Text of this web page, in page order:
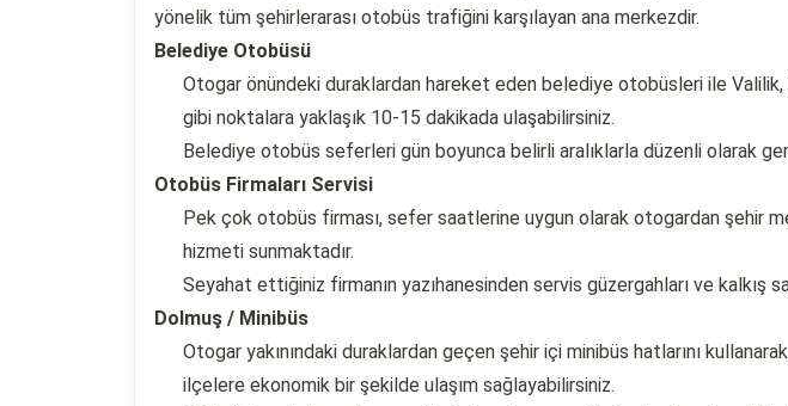
yönelik tüm şehirlerarası otobüs trafiğini karşılayan ana merkezdir.
Belediye Otobüsü
Otogar önündeki duraklardan hareket eden belediye otobüsleri ile Valilik,
gibi noktalara yaklaşık 10-15 dakikada ulaşabilirsiniz.
Belediye otobüs seferleri gün boyunca belirli aralıklarla düzenli olarak
Otobüs Firmaları Servisi
Pek çok otobüs firması, sefer saatlerine uygun olarak otogardan şehir
hizmeti sunmaktadır.
Seyahat ettiğiniz firmanın yazıhanesinden servis güzergahları ve kalkış
Dolmuş / Minibüs
Otogar yakınındaki duraklardan geçen şehir içi minibüs hatlarını
ilçelere ekonomik bir şekilde ulaşım sağlayabilirsiniz.